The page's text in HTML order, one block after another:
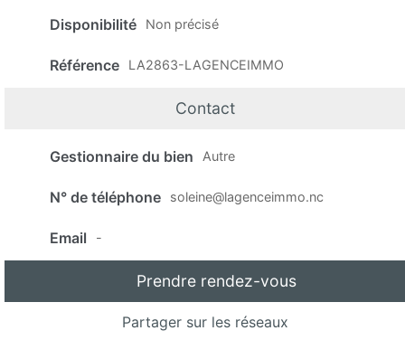
Disponibilité Non précisé
Référence LA2863-LAGENCEIMMO
Contact
Gestionnaire du bien Autre
N° de téléphone soleine@lagenceimmo.nc
Email -
Prendre rendez-vous
Partager sur les réseaux